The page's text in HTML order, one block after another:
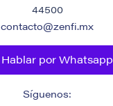
44500
contacto@zenfi.mx
Hablar por Whatsapp
Síguenos: